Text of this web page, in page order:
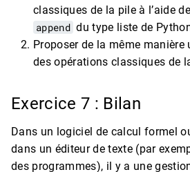
classiques de la pile à l’aide
append du type liste de
Proposer de la même
des opérations classiques de
Exercice 7 : Bilan
Dans un logiciel de calcul formel
dans un éditeur de texte (par
des programmes), il y a une